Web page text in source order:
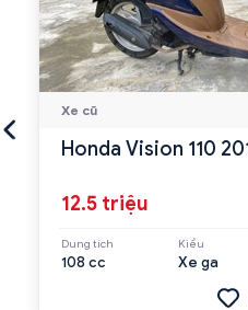
Xe cũ
Honda Vision 110
12.5 triệu
Dung tích
108 cc
Kiểu
Xe ga